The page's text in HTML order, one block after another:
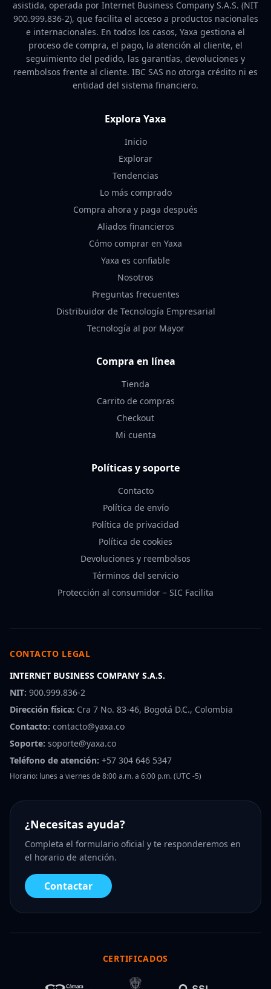
asistida, operada por Internet Business Company S.A.S. (NIT
900.999.836-2), que facilita el acceso a productos nacionales
e internacionales. En todos los casos, Yaxa gestiona el
proceso de compra, el pago, la atención al cliente, el
seguimiento del pedido, las garantías, devoluciones y
reembolsos frente al cliente. IBC SAS no otorga crédito ni es
entidad del sistema financiero.
Explora Yaxa
Inicio
Explorar
Tendencias
Lo más comprado
Compra ahora y paga después
Aliados financieros
Cómo comprar en Yaxa
Yaxa es confiable
Nosotros
Preguntas frecuentes
Distribuidor de Tecnología Empresarial
Tecnología al por Mayor
Compra en línea
Tienda
Carrito de compras
Checkout
Mi cuenta
Políticas y soporte
Contacto
Política de envío
Política de privacidad
Política de cookies
Devoluciones y reembolsos
Términos del servicio
Protección al consumidor – SIC Facilita
CONTACTO LEGAL
INTERNET BUSINESS COMPANY S.A.S.
NIT: 900.999.836-2
Dirección física: Cra 7 No. 83-46, Bogotá D.C., Colombia
Contacto: contacto@yaxa.co
Soporte: soporte@yaxa.co
Teléfono de atención: +57 304 646 5347
Horario: lunes a viernes de 8:00 a.m. a 6:00 p.m. (UTC -5)
¿Necesitas ayuda?
Completa el formulario oficial y te responderemos en
el horario de atención.
Contactar
CERTIFICADOS